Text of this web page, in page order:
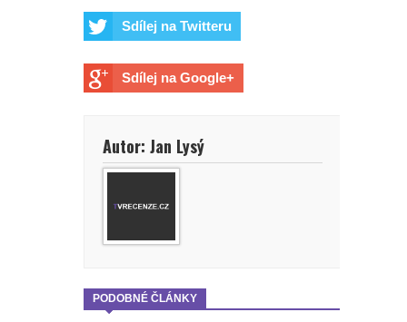
Sdílej na Twitteru
Sdílej na Google+
Autor: Jan Lysý
PODOBNÉ ČLÁNKY